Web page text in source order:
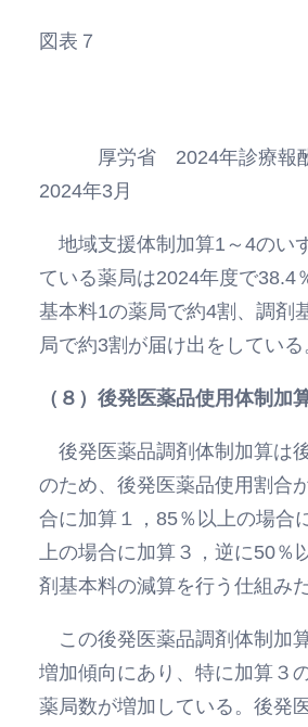
図表７
厚労省 2024年診療報
2024年3月
地域支援体制加算1～4のい
ている薬局は2024年度で38.4
基本料1の薬局で約4割、調剤
局で約3割が届け出をしている
（８）後発医薬品使用体制加
後発医薬品調剤体制加算は
のため、後発医薬品使用割合
合に加算１，85％以上の場合
上の場合に加算３，逆に50％
剤基本料の減算を行う仕組みだ
この後発医薬品調剤体制加
増加傾向にあり、特に加算３
薬局数が増加している。後発